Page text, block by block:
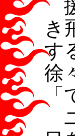
援
き
す
徐
「